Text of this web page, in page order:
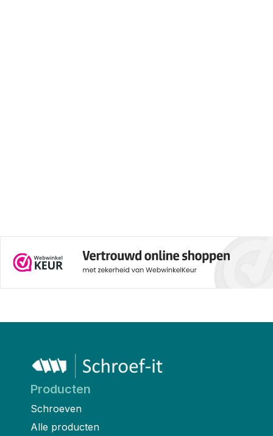
Producten
Schroeven
Alle producten